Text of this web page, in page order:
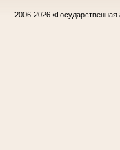
2006-2026